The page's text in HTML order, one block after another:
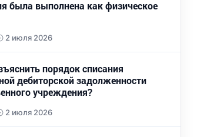
была выполнена как физическое
2 июля 2026
порядок списания
дебиторской задолженности
учреждения?
2 июля 2026